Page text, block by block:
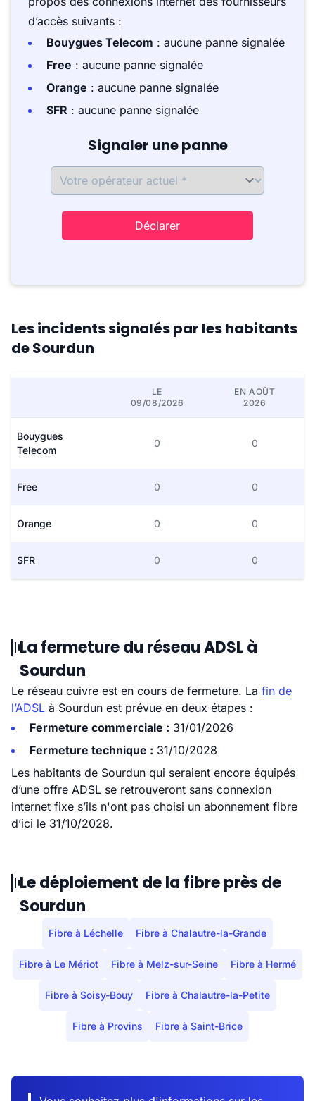
d’accès suivants :
Bouygues Telecom : aucune panne signalée
Free : aucune panne signalée
Orange : aucune panne signalée
SFR : aucune panne signalée
Signaler une panne
Déclarer
Les incidents signalés par les habitants
de Sourdun
LE
09/08/2026
EN AOÛT
2026
Bouygues
Telecom
0 0
Free 0 0
Orange 0 0
SFR 0 0
La fermeture du réseau ADSL à
Sourdun
Le réseau cuivre est en cours de fermeture. La fin de
l’ADSL à Sourdun est prévue en deux étapes :
Fermeture commerciale : 31/01/2026
Fermeture technique : 31/10/2028
Les habitants de Sourdun qui seraient encore équipés
d’une offre ADSL se retrouveront sans connexion
internet fixe s’ils n'ont pas choisi un abonnement fibre
d’ici le 31/10/2028.
Le déploiement de la fibre près de
Sourdun
Fibre à Léchelle Fibre à Chalautre-la-Grande
Fibre à Le Mériot Fibre à Melz-sur-Seine Fibre à Hermé
Fibre à Soisy-Bouy Fibre à Chalautre-la-Petite
Fibre à Provins Fibre à Saint-Brice